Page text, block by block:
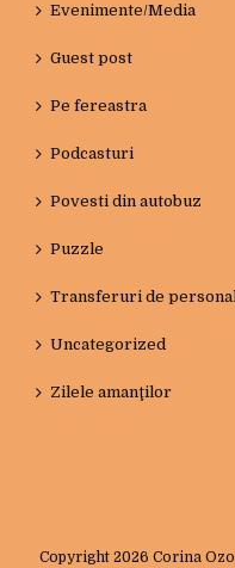
Evenimente/Media
Guest post
Pe fereastra
Podcasturi
Povesti din autobuz
Puzzle
Transferuri de
Uncategorized
Zilele amanţilor
Copyright 2026 Corina